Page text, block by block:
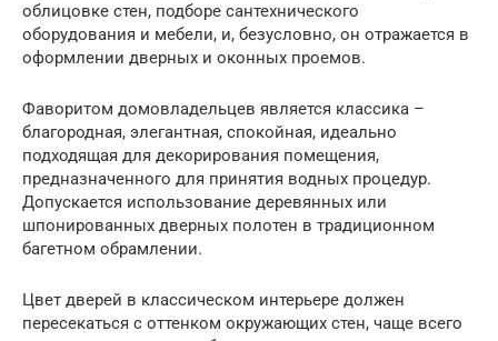
облицовке стен, подборе сантехнического
оборудования и мебели, и, безусловно, он отражается в
оформлении дверных и оконных проемов.
Фаворитом домовладельцев является классика –
благородная, элегантная, спокойная, идеально
подходящая для декорирования помещения,
предназначенного для принятия водных процедур.
Допускается использование деревянных или
шпонированных дверных полотен в традиционном
багетном обрамлении.
Цвет дверей в классическом интерьере должен
пересекаться с оттенком окружающих стен, чаще всего